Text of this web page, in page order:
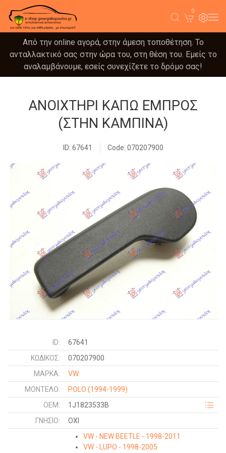
0
Από την online αγορά, στην άμεση τοποθέτηση. Το
ανταλλακτικό σας στην ώρα του, στη θέση του. Εμείς το
αναλαμβάνουμε, εσείς συνεχίζετε το δρόμο σας!
ΑΝΟΙΧΤΗΡΙ ΚΑΠΩ ΕΜΠΡΟΣ
(ΣΤΗΝ ΚΑΜΠΙΝΑ)
ID: 67641 Code: 070207900
ID:
67641
ΚΩΔΙΚΌΣ:
070207900
ΜΑΡΚΑ:
VW
ΜΟΝΤΕΛΟ:
POLO (1994-1999)
OEM:
1J1823533B
ΓΝΉΣΙΟ:
ΟΧΙ
VW - NEW BEETLE - 1998-2011
VW - LUPO - 1998-2005